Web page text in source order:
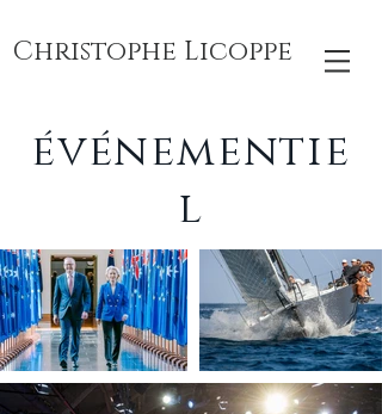
Christophe Licoppe
événementie
l